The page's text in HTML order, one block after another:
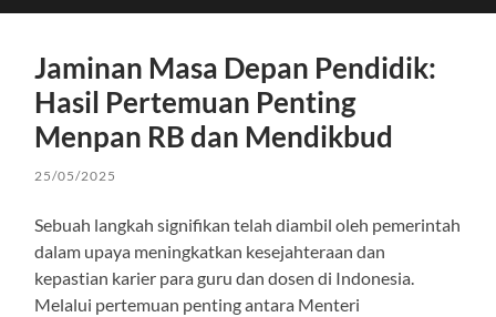
mobile
Jaminan Masa Depan Pendidik:
Hasil Pertemuan Penting
Menpan RB dan Mendikbud
25/05/2025
Sebuah langkah signifikan telah diambil oleh pemerintah
dalam upaya meningkatkan kesejahteraan dan
kepastian karier para guru dan dosen di Indonesia.
Melalui pertemuan penting antara Menteri